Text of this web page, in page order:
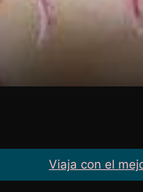
Viaja con el